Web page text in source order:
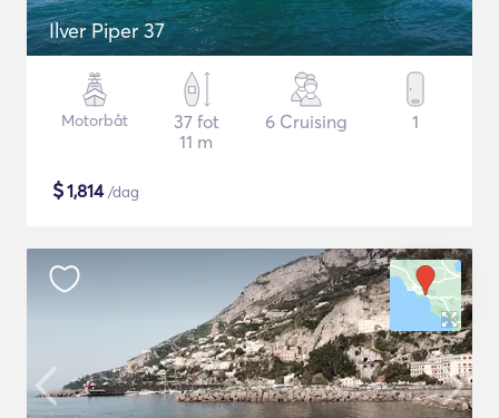
Ilver Piper 37
Motorbåt
37 fot
11 m
6 Cruising 1
$1,814/dag